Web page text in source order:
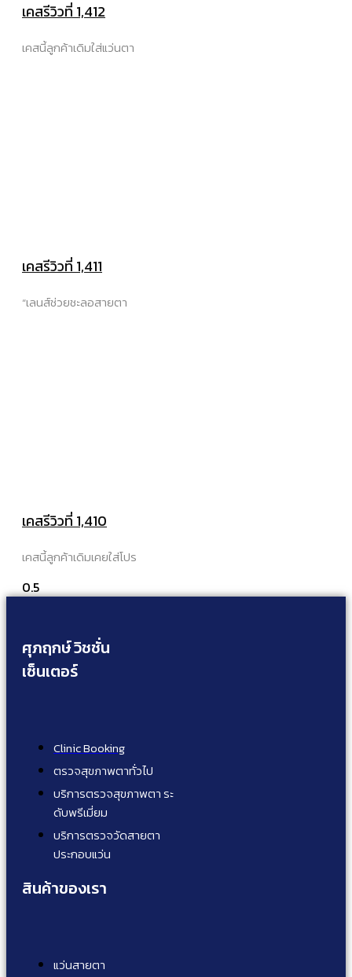
เคสรีวิวที่ 1,412
เคสนี้ลูกค้าเดิมใส่แว่นตา
เคสรีวิวที่ 1,411
“เลนส์ช่วยชะลอสายตา
เคสรีวิวที่ 1,410
เคสนี้ลูกค้าเดิมเคยใส่โปร
ศุภฤกษ์ วิชชั่น
เซ็นเตอร์
Clinic Booking
ตรวจสุขภาพตาทั่วไป
บริการตรวจสุขภาพตา ระ
ดับพรีเมี่ยม
บริการตรวจวัดสายตา
ประกอบแว่น
สินค้าของเรา
แว่นสายตา